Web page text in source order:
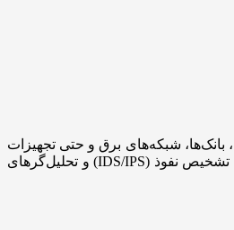
شبکه‌های برق و حتی تجهیزات
نشان می‌دهد که امنیت سایبری، ستون فقرات تمدن دیجیتال است. در این بخش، بررسی می‌شود که چگونه ابزارهایی مانند فایروال‌های نسل جدید، سیستم‌های تشخیص نفوذ (IDS/IPS) و تحلیل‌گرهای